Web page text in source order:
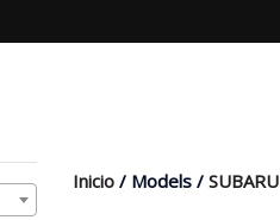
Inicio / Models / SUBARU